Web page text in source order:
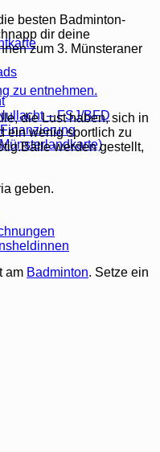
– FSJ/BFD
besten Badminton-
dir deine
zum 3. Münsteraner
zu entnehmen.
die Lust haben, sich in
ein wenig sportlich zu
werden gestellt,
geben.
am Badminton. Setze ein